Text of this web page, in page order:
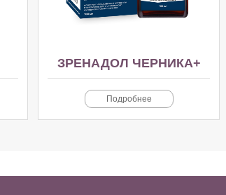
ЗРЕНАДОЛ ЧЕРНИКА+
Подробнее